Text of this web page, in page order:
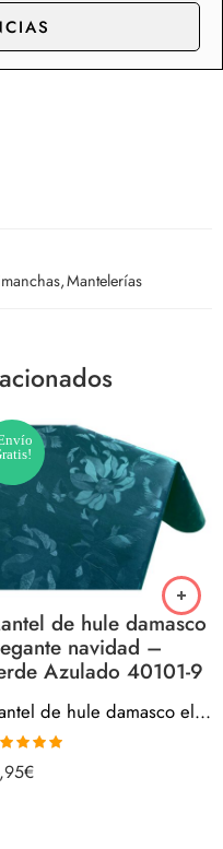
hule y manteles,
de
,Mantelerías
de hule damasco
navidad –
Azulado 40101-9
Mantel de hule damasco elegante navidad – Verde Azulado 40101-9
con
de 5
€